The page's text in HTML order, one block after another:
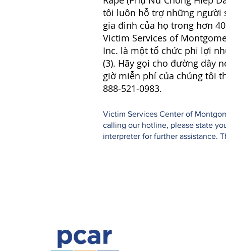
tôi luôn hỗ trợ những người
gia đình của họ trong hơn
Victim Services of
Inc. là một tổ chức phi lợi
(3). Hãy gọi cho đường dây
giờ miễn phí của chúng tôi
888-521-0983.
Victim Services Center of
calling our hotline, please state
interpreter for further assistance.